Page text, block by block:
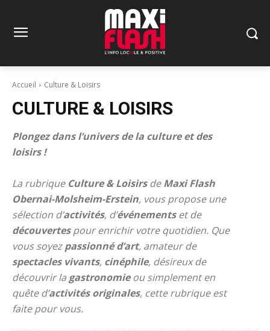
Accueil Culture & Loisirs
CULTURE & LOISIRS
Plongez dans l’univers de la culture et des
loisirs !
La rubrique Culture & LoisirsdeMaxi Flash
Obernai-Molsheim-Erstein, vous propose une
sélection d’activités, d’événementset de
découvertespour enrichir votre quotidien. Que
vous soyezpassionné d’art, amateur de
spectacles vivants, cinéphile, désireux de
découvrir la gastronomieou simplement en
quête d’activités originales, cette rubrique est
faite pour vous.